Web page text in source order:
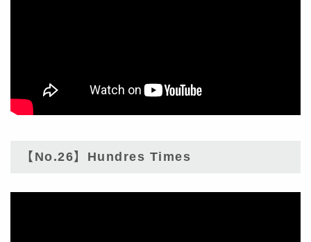
【No.26】Hundres Times